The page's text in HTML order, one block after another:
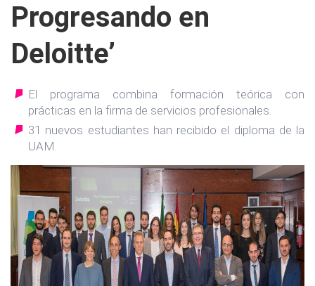
Progresando en
Deloitte’
El programa combina formación teórica con
prácticas en la firma de servicios profesionales.
31 nuevos estudiantes han recibido el diploma de la
UAM.